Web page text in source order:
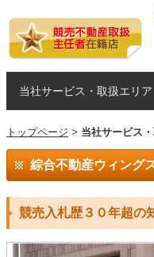
当社サービス・取扱エリア
トップページ > 当社サービス
綜合不動産ウィング